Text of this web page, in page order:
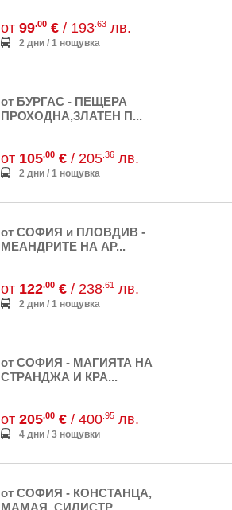
от 99.00 € / 193 .63 лв.
2 дни / 1 нощувка
от БУРГАС - ПЕЩЕРА
ПРОХОДНА,ЗЛАТЕН П...
от 105.00 € / 205 .36 лв.
2 дни / 1 нощувка
от СОФИЯ и ПЛОВДИВ -
МЕАНДРИТЕ НА АР...
от 122.00 € / 238 .61 лв.
2 дни / 1 нощувка
от СОФИЯ - МАГИЯТА НА
СТРАНДЖА И КРА...
от 205.00 € / 400 .95 лв.
4 дни / 3 нощувки
от СОФИЯ - КОНСТАНЦА,
МАМАЯ, СИЛИСТР...